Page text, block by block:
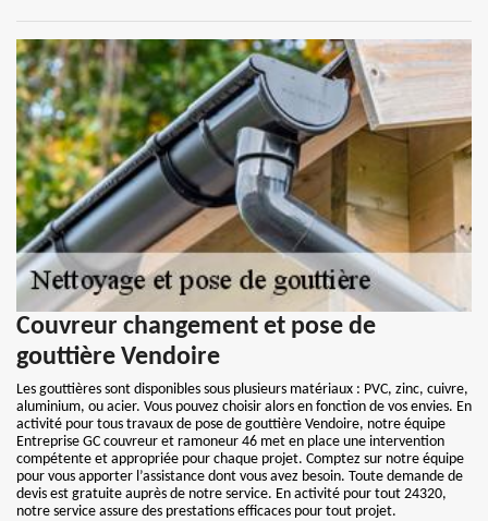
Couvreur changement et pose de
gouttière Vendoire
Les gouttières sont disponibles sous plusieurs matériaux : PVC, zinc, cuivre,
aluminium, ou acier. Vous pouvez choisir alors en fonction de vos envies. En
activité pour tous travaux de pose de gouttière Vendoire, notre équipe
Entreprise GC couvreur et ramoneur 46 met en place une intervention
compétente et appropriée pour chaque projet. Comptez sur notre équipe
pour vous apporter l’assistance dont vous avez besoin. Toute demande de
devis est gratuite auprès de notre service. En activité pour tout 24320,
notre service assure des prestations efficaces pour tout projet.